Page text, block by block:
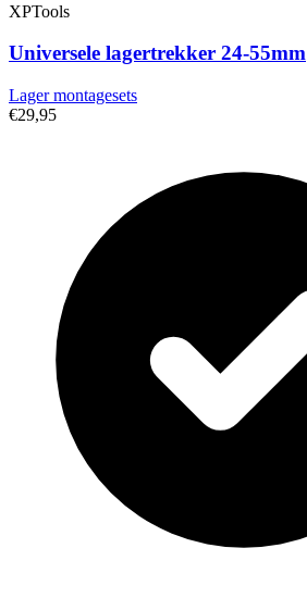
XPTools
Universele lagertrekker 24-55mm
Lager montagesets
€29,95